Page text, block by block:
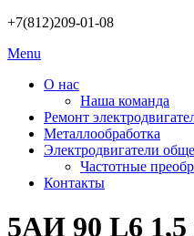
Skip
content
+7(812)209-01-08
Menu
О нас
Наша команда
Ремонт
Металлообработка
Электродвигатели
Частотные
Контакты
5АИ 90 L6 1,5